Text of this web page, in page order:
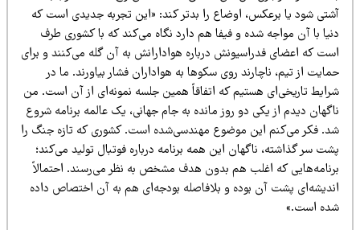
شود یا برعکس، اوضاع را بدتر کند: «این تجربه جدیدی است که
با آن مواجه شده و فیفا هم دارد نگاه می‌کند که با کشوری طرف
که اعضای فدراسیونش درباره هوادارانش به آن گله می‌کنند و برای
از تیم، ناچارند روی سکوها به هواداران فشار بیاورند. ما در
تاریخی‌ای هستیم که اتفاقاً همین جلسه نمونه‌ای از آن است. من
دیدم از یکی دو روز مانده به جام جهانی، یک عالمه برنامه شروع
فکر می‌کنم این موضوع مهندسی‌شده است. کشوری که تازه جنگ را
سر گذاشته، ناگهان این همه برنامه درباره فوتبال تولید می‌کند؛
که اغلب هم بدون هدف مشخص به نظر می‌رسند. احتمالاً
پشت آن بوده و بلافاصله بودجه‌ای هم به آن اختصاص داده
است.»